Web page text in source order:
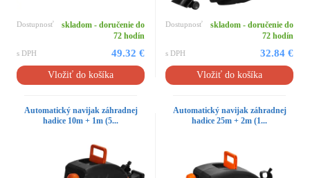
Dostupnosť
skladom - doručenie do
72 hodín
s DPH 49.32 €
Vložiť do košíka
Dostupnosť
skladom - doručenie do
72 hodín
s DPH 32.84 €
Vložiť do košíka
Automatický navijak záhradnej
hadice 10m + 1m (5...
Automatický navijak záhradnej
hadice 25m + 2m (1...